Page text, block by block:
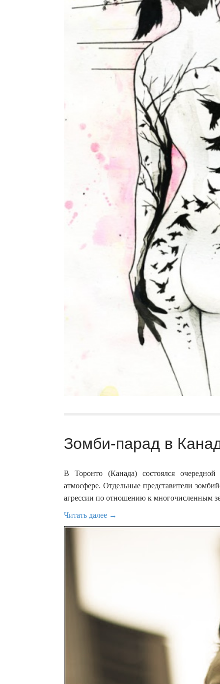
Зомби-парад в
В Торонто (Канада) состоялся
атмосфере. Отдельные представители
агрессии по отношению к многочисленным
Читать далее →